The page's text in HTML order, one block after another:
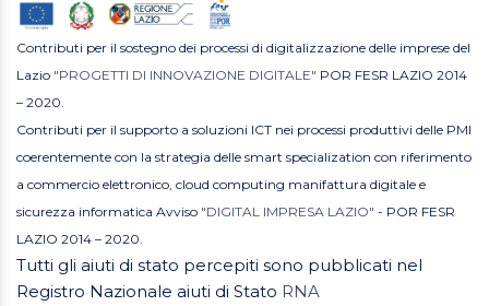
Contributi per il sostegno dei processi di digitalizzazione delle imprese del
Lazio "PROGETTI DI INNOVAZIONE DIGITALE" POR FESR LAZIO 2014
– 2020.
Contributi per il supporto a soluzioni ICT nei processi produttivi delle PMI
coerentemente con la strategia delle smart specialization con riferimento
a commercio elettronico, cloud computing manifattura digitale e
sicurezza informatica Avviso "DIGITAL IMPRESA LAZIO" - POR FESR
LAZIO 2014 – 2020.
Tutti gli aiuti di stato percepiti sono pubblicati nel
Registro Nazionale aiuti di Stato RNA